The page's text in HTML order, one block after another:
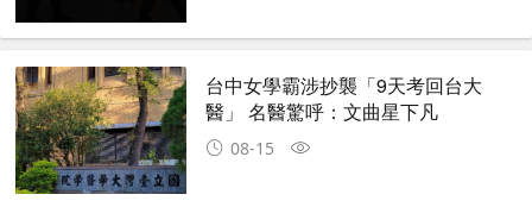
台中女學霸涉抄襲「9天考回台大
醫」 名醫驚呼：文曲星下凡
08-15